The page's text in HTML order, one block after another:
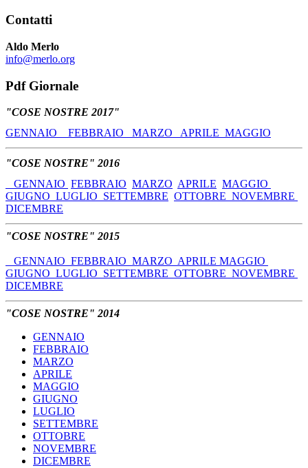
Contatti
Aldo Merlo
info@merlo.org
Pdf Giornale
"COSE NOSTRE 2017"
GENNAIO FEBBRAIO MARZO APRILE MAGGIO
"COSE NOSTRE" 2016
GENNAIO FEBBRAIO MARZO APRILE MAGGIO
GIUGNO LUGLIO SETTEMBRE OTTOBRE NOVEMBRE
DICEMBRE
"COSE NOSTRE" 2015
GENNAIO FEBBRAIO MARZO APRILE MAGGIO
GIUGNO LUGLIO SETTEMBRE OTTOBRE NOVEMBRE
DICEMBRE
"COSE NOSTRE" 2014
GENNAIO
FEBBRAIO
MARZO
APRILE
MAGGIO
GIUGNO
LUGLIO
SETTEMBRE
OTTOBRE
NOVEMBRE
DICEMBRE